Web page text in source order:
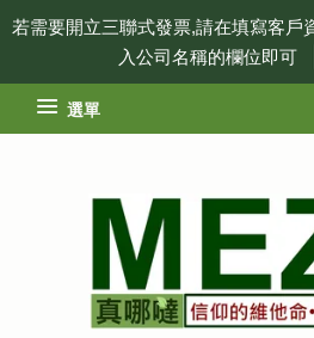
若需要開立三聯式發票,請在填寫客戶
入公司名稱的欄位即可
選單